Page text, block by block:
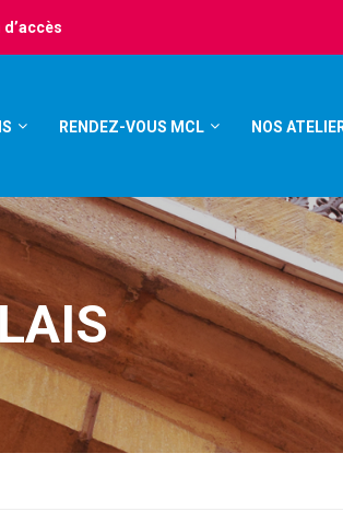
d’accès
RENDEZ-VOUS MCL NOS